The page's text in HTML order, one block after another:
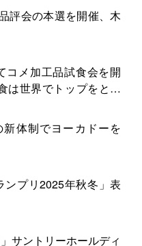
評会の本選を開催、木
コメ加工品試食会を開
は世界でトップをとれ
需要の拡大を」
体制でヨーカドーを
ンプリ2025年秋冬」表
サントリーホールディ